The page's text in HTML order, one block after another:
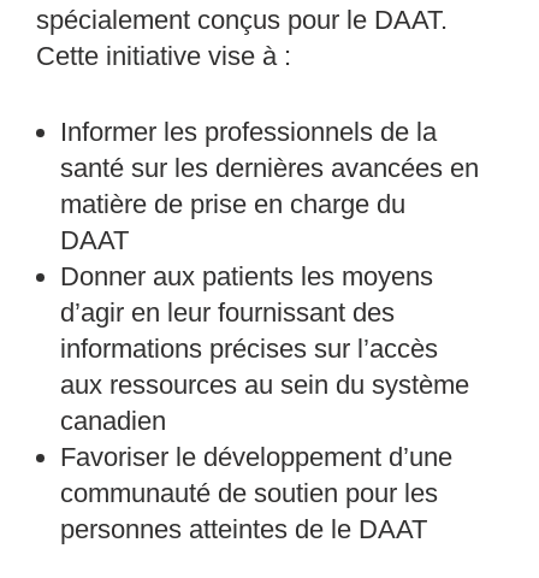
spécialement conçus pour le DAAT.
Cette initiative vise à :
Informer les professionnels de la
santé sur les dernières avancées en
matière de prise en charge du
DAAT
Donner aux patients les moyens
d’agir en leur fournissant des
informations précises sur l’accès
aux ressources au sein du système
canadien
Favoriser le développement d’une
communauté de soutien pour les
personnes atteintes de le DAAT